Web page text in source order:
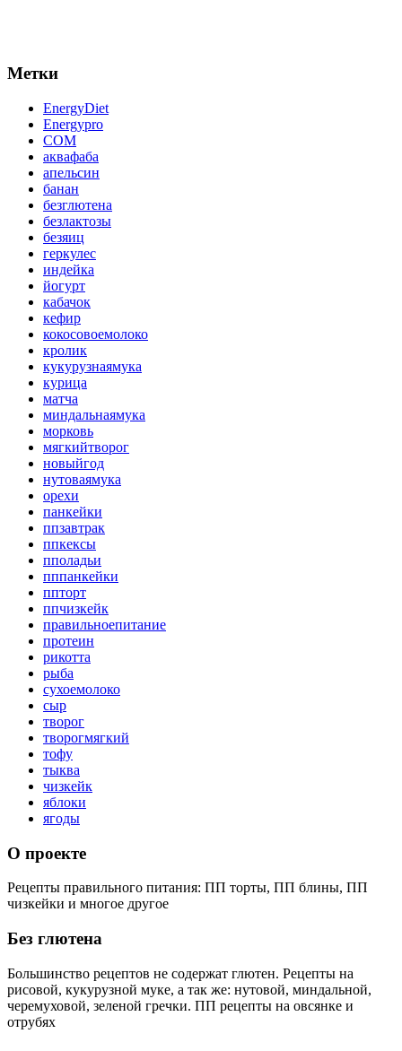
Метки
EnergyDiet
Energypro
СОМ
аквафаба
апельсин
банан
безглютена
безлактозы
безяиц
геркулес
индейка
йогурт
кабачок
кефир
кокосовоемолоко
кролик
кукурузнаямука
курица
матча
миндальнаямука
морковь
мягкийтворог
новыйгод
нутоваямука
орехи
панкейки
ппзавтрак
ппкексы
пполадьи
пппанкейки
ппторт
ппчизкейк
правильноепитание
протеин
рикотта
рыба
сухоемолоко
сыр
творог
творогмягкий
тофу
тыква
чизкейк
яблоки
ягоды
О проекте
Рецепты правильного питания: ПП торты, ПП блины, ПП
чизкейки и многое другое
Без глютена
Большинство рецептов не содержат глютен. Рецепты на
рисовой, кукурузной муке, а так же: нутовой, миндальной,
черемуховой, зеленой гречки. ПП рецепты на овсянке и
отрубях